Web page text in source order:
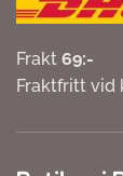
Frakt 69:-
Fraktfritt vid